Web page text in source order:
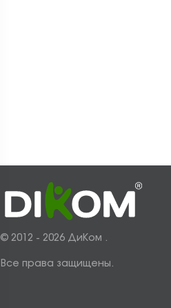
© 2012 - 2026 ДиКом .
Все права защищены.